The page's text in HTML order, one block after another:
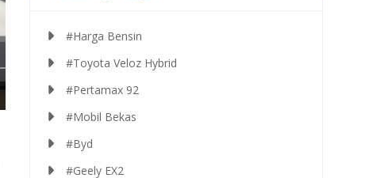
#Harga Bensin
#Toyota Veloz Hybrid
#Pertamax 92
#Mobil Bekas
#Byd
#Geely EX2